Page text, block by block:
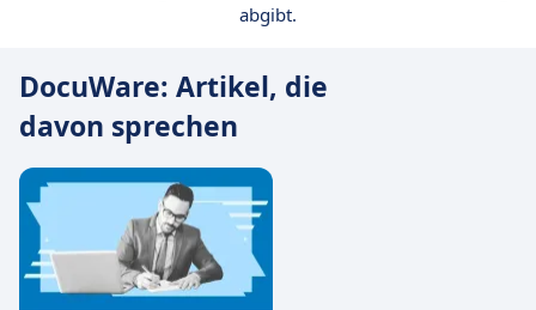
abgibt.
DocuWare: Artikel, die
davon sprechen